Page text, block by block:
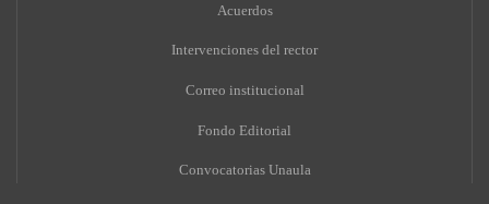
Acuerdos
Intervenciones del rector
Correo institucional
Fondo Editorial
Convocatorias Unaula